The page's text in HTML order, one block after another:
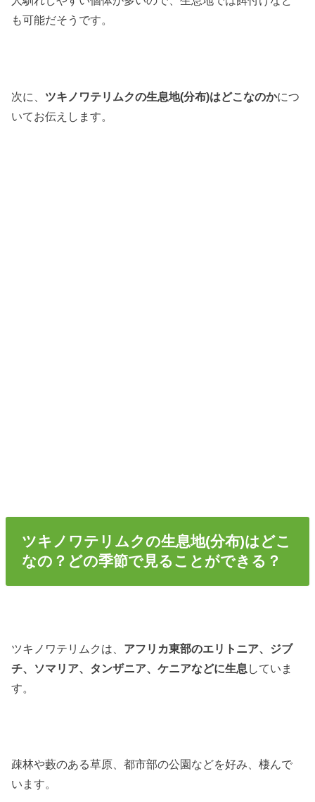
も可能だそうです。
次に、 ツキノワテリムクの生息地(分布)はどこなのかにつ
いてお伝えします。
ツキノワテリムクの生息地(分布)はどこ
なの？どの季節で見ることができる？
ツキノワテリムクは、 アフリカ東部のエリトニア、ジブ
チ、ソマリア、タンザニア、ケニアなどに生息 していま
す。
疎林や藪のある草原、都市部の公園などを好み、棲んで
います。